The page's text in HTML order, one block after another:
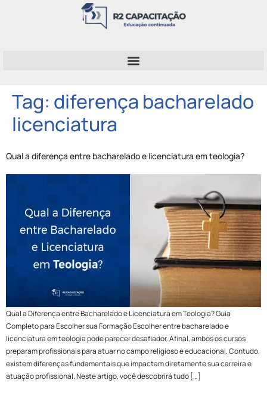
Tag: diferença bacharelado
licenciatura
Qual a diferença entre bacharelado e licenciatura em teologia?
Qual a Diferença entre Bacharelado e Licenciatura em Teologia? Guia
Completo para Escolher sua Formação Escolher entre bacharelado e
licenciatura em teologia pode parecer desafiador. Afinal, ambos os cursos
preparam profissionais para atuar no campo religioso e educacional. Contudo,
existem diferenças fundamentais que impactam diretamente sua carreira e
atuação profissional. Neste artigo, você descobrirá tudo […]